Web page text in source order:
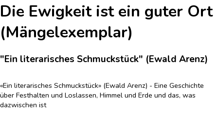
Die Ewigkeit ist ein guter Ort
(Mängelexemplar)
"Ein literarisches Schmuckstück" (Ewald Arenz)
«Ein literarisches Schmuckstück» (Ewald Arenz) - Eine Geschichte
über Festhalten und Loslassen, Himmel und Erde und das, was
dazwischen ist